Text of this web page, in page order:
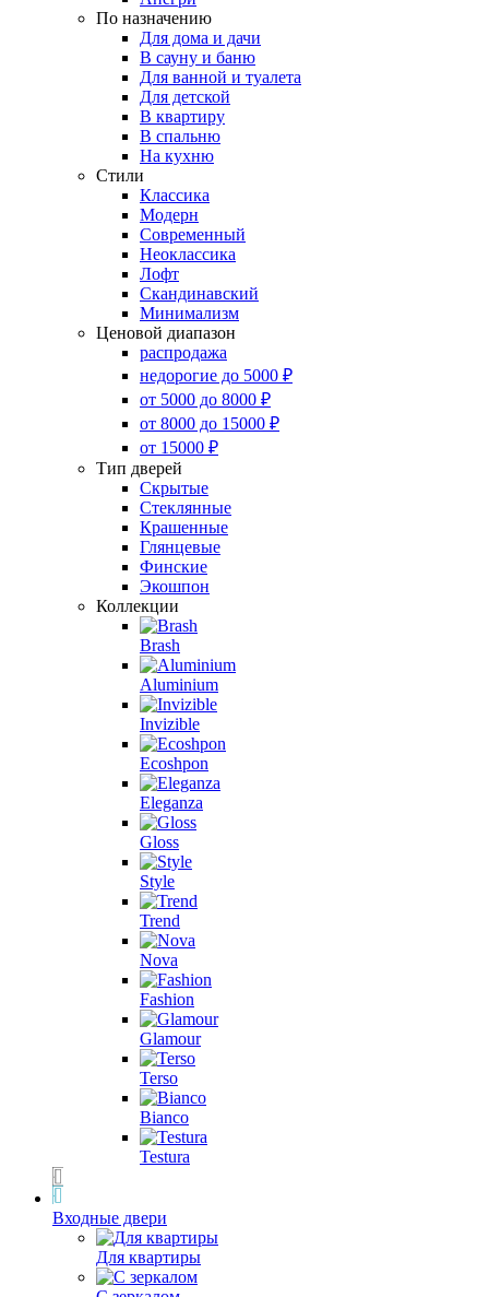
По назначению
Для дома и дачи
В сауну и баню
Для ванной и туалета
Для детской
В квартиру
В спальню
На кухню
Стили
Классика
Модерн
Современный
Неоклассика
Лофт
Скандинавский
Минимализм
Ценовой диапазон
распродажа
недорогие до 5000 ₽
от 5000 до 8000 ₽
от 8000 до 15000 ₽
от 15000 ₽
Тип дверей
Скрытые
Стеклянные
Крашенные
Глянцевые
Финские
Экошпон
Коллекции
Brash
Aluminium
Invizible
Ecoshpon
Eleganza
Gloss
Style
Trend
Nova
Fashion
Glamour
Terso
Bianco
Testura
Входные двери
Для квартиры